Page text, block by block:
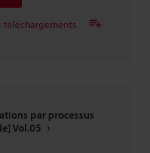
téléchargements
par processus
Vol.05